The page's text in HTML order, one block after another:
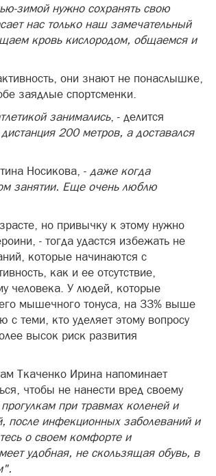
зимой нужно сохранять свою
нас только наш замечательный
кровь кислородом, общаемся и
они знают не понаслышке,
заядлые спортсменки.
занимались, - делится
200 метров, а доставался
Носикова, - даже когда
занятии. Еще очень люблю
но привычку к этому нужно
- тогда удастся избежать не
которые начинаются с
как и ее отсутствие,
человека. У людей, которые
мышечного тонуса, на 33% выше
теми, кто уделяет этому вопросу
высок риск развития
Ткаченко Ирина напоминает
чтобы не нанести вред своему
при травмах коленей и
после инфекционных заболеваний и
о своем комфорте и
удобная, не скользящая обувь, в